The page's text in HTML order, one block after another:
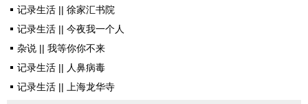
记录生活 || 徐家汇书院
记录生活 || 今夜我一个人
杂说 || 我等你你不来
记录生活 || 人鼻病毒
记录生活 || 上海龙华寺